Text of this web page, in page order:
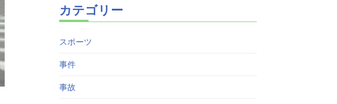
カテゴリー
スポーツ
事件
事故